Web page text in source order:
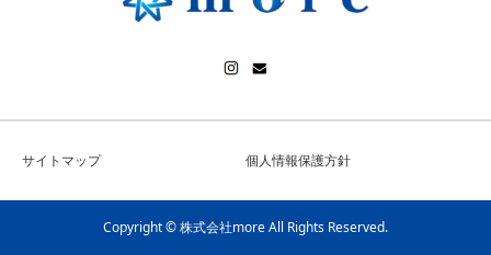
サイトマップ 個人情報保護方針
Copyright © 株式会社more All Rights Reserved.